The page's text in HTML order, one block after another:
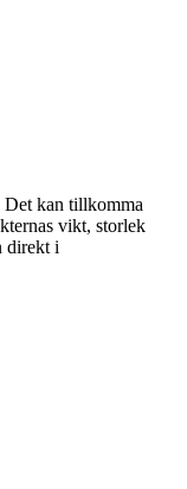
Det kan tillkomma
vikt, storlek
direkt i